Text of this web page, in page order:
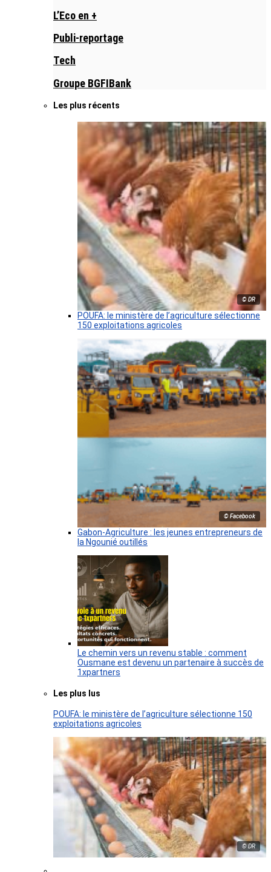
L’Eco en +
Publi-reportage
Tech
Groupe BGFIBank
Les plus récents
© DR
POUFA: le ministère de l’agriculture sélectionne
150 exploitations agricoles
© Facebook
Gabon-Agriculture : les jeunes entrepreneurs de
la Ngounié outillés
Le chemin vers un revenu stable : comment
Ousmane est devenu un partenaire à succès de
1xpartners
Les plus lus
POUFA: le ministère de l’agriculture sélectionne 150
exploitations agricoles
© DR